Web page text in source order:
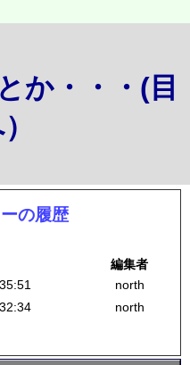
か・・・(目
の履歴
編集者
north
north